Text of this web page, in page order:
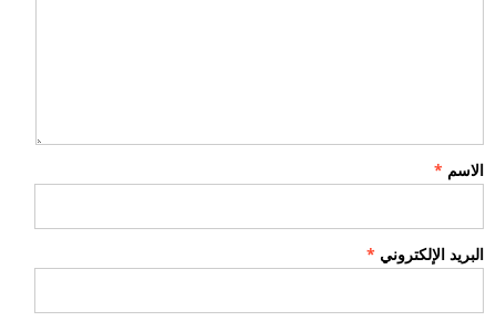
الاسم *
البريد الإلكتروني *